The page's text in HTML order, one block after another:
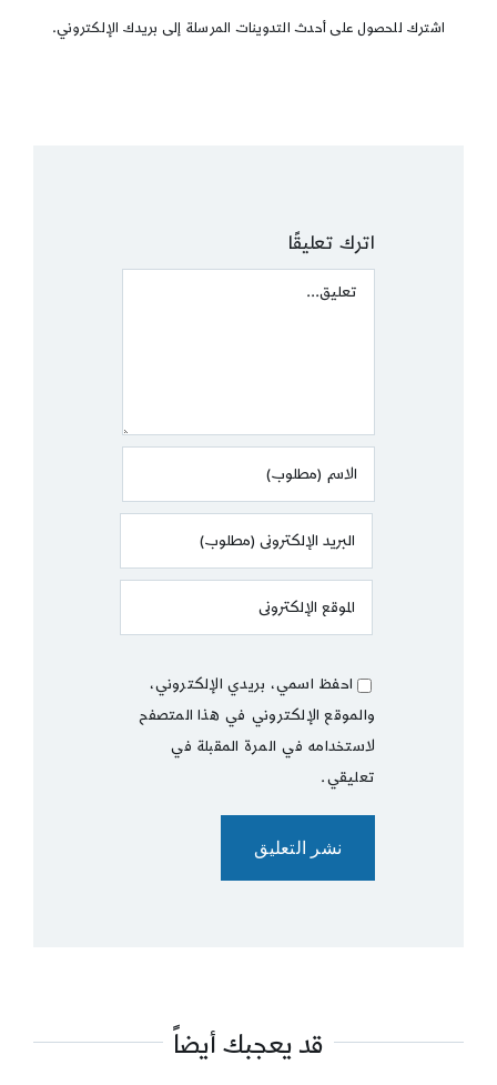
اشترك للحصول على أحدث التدوينات المرسلة إلى بريدك الإلكتروني.
اترك تعليقًا
Comment
احفظ اسمي، بريدي الإلكتروني،
والموقع الإلكتروني في هذا المتصفح
لاستخدامه في المرة المقبلة في
تعليقي.
قد يعجبك أيضاً